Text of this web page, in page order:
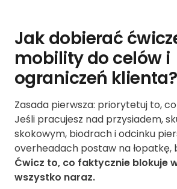
Jak dobierać
mobility do celów i
ograniczeń klienta?
Zasada pierwsza: priorytetuj to,
Jeśli pracujesz nad przysiadem,
skokowym, biodrach i odcinku
overheadach postaw na łopatkę,
Ćwicz to, co faktycznie blokuje
wszystko naraz.